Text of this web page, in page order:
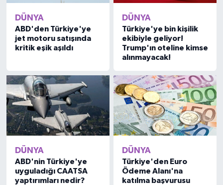
DÜNYA
ABD'den Türkiye'ye
jet motoru satışında
kritik eşik aşıldı
DÜNYA
Türkiye'ye bin kişilik
ekibiyle geliyor!
Trump'ın oteline kimse
alınmayacak!
DÜNYA
ABD'nin Türkiye'ye
uyguladığı CAATSA
yaptırımları nedir?
DÜNYA
Türkiye'den Euro
Ödeme Alanı'na
katılma başvurusu